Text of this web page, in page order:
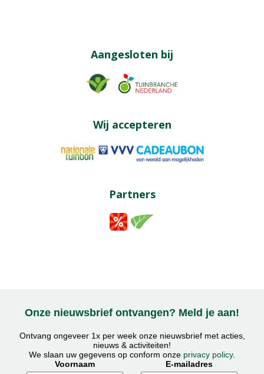
Aangesloten bij
Wij accepteren
Partners
Onze nieuwsbrief ontvangen? Meld je aan!
Ontvang ongeveer 1x per week onze nieuwsbrief met acties,
nieuws & activiteiten!
We slaan uw gegevens op conform onze privacy policy.
Voornaam
E-mailadres